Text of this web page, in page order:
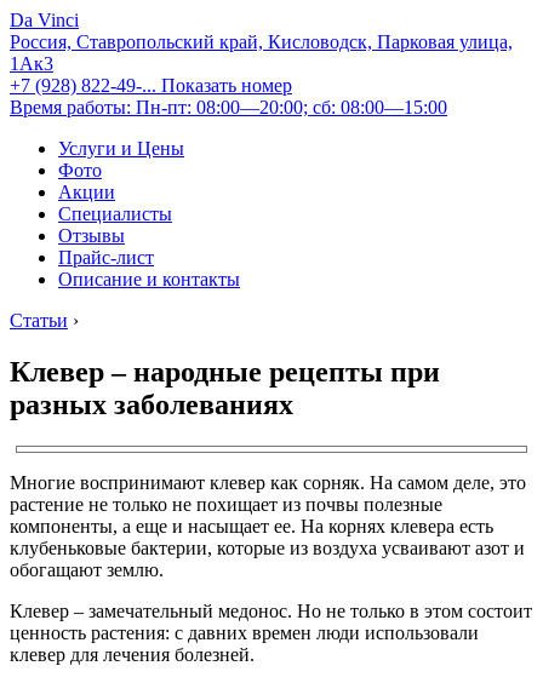
Da Vinci
Россия, Ставропольский край, Кисловодск, Парковая улица,
1Ак3
+7 (928) 822-49-... Показать номер
Время работы: Пн-пт: 08:00—20:00; сб: 08:00—15:00
Услуги и Цены
Фото
Акции
Специалисты
Отзывы
Прайс-лист
Описание и контакты
Статьи ›
Клевер – народные рецепты при
разных заболеваниях
Многие воспринимают клевер как сорняк. На самом деле, это
растение не только не похищает из почвы полезные
компоненты, а еще и насыщает ее. На корнях клевера есть
клубеньковые бактерии, которые из воздуха усваивают азот и
обогащают землю.
Клевер – замечательный медонос. Но не только в этом состоит
ценность растения: с давних времен люди использовали
клевер для лечения болезней.